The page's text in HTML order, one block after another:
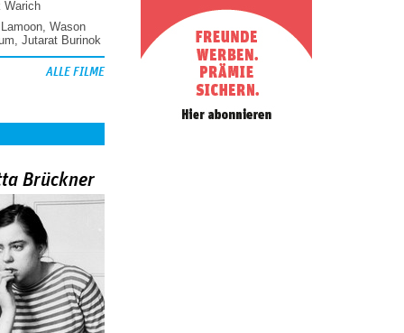
Warich
Wason
Jutarat Burinok
ALLE FILME
Brückner